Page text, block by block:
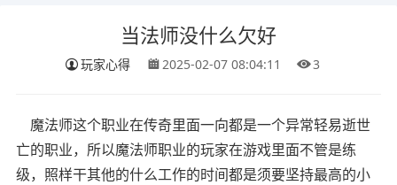
当法师没什么欠好
玩家心得 2025-02-07 08:04:11 3
魔法师这个职业在传奇里面一向都是一个异常轻易逝世
亡的职业，所以魔法师职业的玩家在游戏里面不管是练
级，照样干其他的什么工作的时间都是须要坚持最高的小